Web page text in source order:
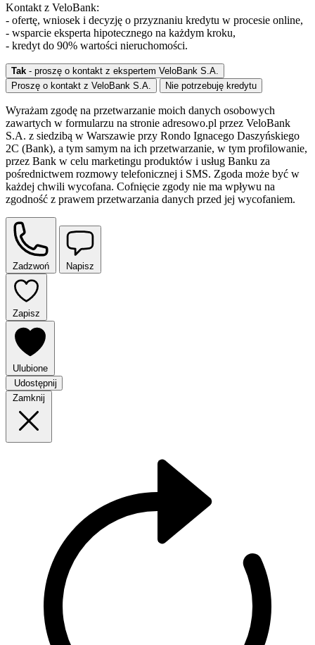
Kontakt z VeloBank:
- ofertę, wniosek i decyzję o przyznaniu kredytu w procesie online,
- wsparcie eksperta hipotecznego na każdym kroku,
- kredyt do 90% wartości nieruchomości.
Tak - proszę o kontakt z ekspertem VeloBank S.A.
Proszę o kontakt z VeloBank S.A.
Nie potrzebuję kredytu
Wyrażam zgodę na przetwarzanie moich danych osobowych
zawartych w formularzu na stronie adresowo.pl przez VeloBank
S.A. z siedzibą w Warszawie przy Rondo Ignacego Daszyńskiego
2C (Bank), a tym samym na ich przetwarzanie, w tym profilowanie,
przez Bank w celu marketingu produktów i usług Banku za
pośrednictwem rozmowy telefonicznej i SMS. Zgoda może być w
każdej chwili wycofana. Cofnięcie zgody nie ma wpływu na
zgodność z prawem przetwarzania danych przed jej wycofaniem.
Zadzwoń Napisz
Zapisz
Ulubione
Udostępnij
Zamknij